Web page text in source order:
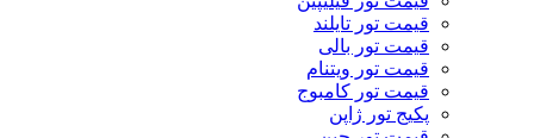
قیمت تور تایلند
قیمت تور بالی
قیمت تور ویتنام
قیمت تور کامبوج
پکیج تور ژاپن